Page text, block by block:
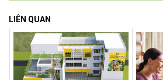
LIÊN QUAN